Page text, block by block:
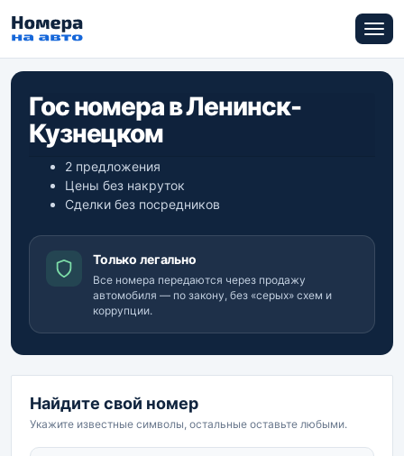
Гос номера в Ленинск-
Кузнецком
2 предложения
Цены без накруток
Сделки без посредников
Только легально
Все номера передаются через продажу
автомобиля — по закону, без «серых» схем и
коррупции.
Найдите свой номер
Укажите известные символы, остальные оставьте любыми.